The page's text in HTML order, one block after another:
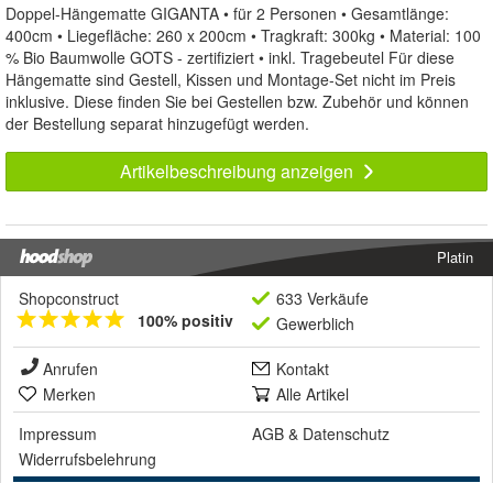
Doppel-Hängematte GIGANTA • für 2 Personen • Gesamtlänge:
400cm • Liegefläche: 260 x 200cm • Tragkraft: 300kg • Material: 100
% Bio Baumwolle GOTS - zertifiziert • inkl. Tragebeutel Für diese
Hängematte sind Gestell, Kissen und Montage-Set nicht im Preis
inklusive. Diese finden Sie bei Gestellen bzw. Zubehör und können
der Bestellung separat hinzugefügt werden.
Artikelbeschreibung anzeigen
Platin
Shopconstruct
100% positiv
633 Verkäufe
Gewerblich
Anrufen
Kontakt
Merken
Alle Artikel
Impressum
AGB & Datenschutz
Widerrufsbelehrung